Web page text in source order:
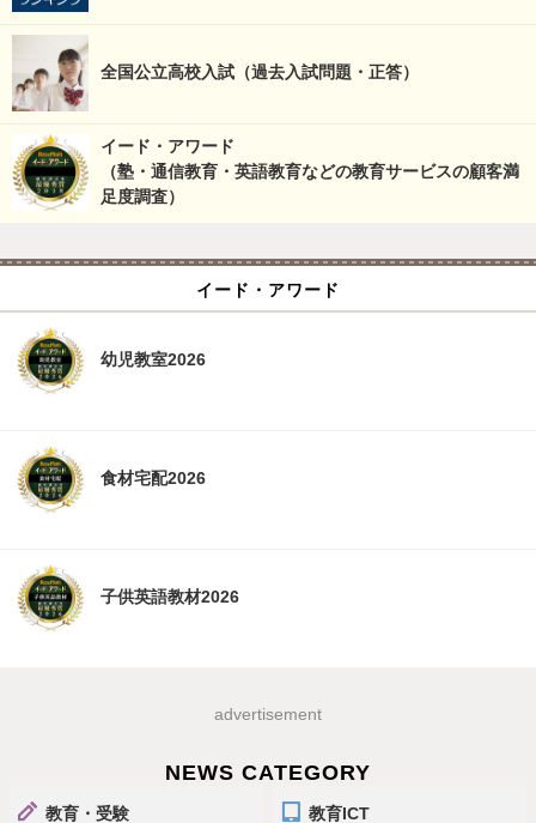
全国公立高校入試（過去入試問題・正答）
イード・アワード
（塾・通信教育・英語教育などの教育サービスの顧客満
足度調査）
イード・アワード
幼児教室2026
食材宅配2026
子供英語教材2026
advertisement
NEWS CATEGORY
教育・受験 教育ICT